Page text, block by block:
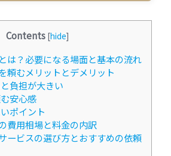
Contents [hide]
は？必要になる場面と基本の流れ
頼むメリットとデメリット
負担が大きい
安心感
ポイント
費用相場と料金の内訳
ービスの選び方とおすすめの依頼